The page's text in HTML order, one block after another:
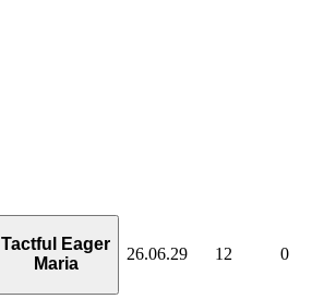
Tactful Eager
Maria
26.06.29 12 0